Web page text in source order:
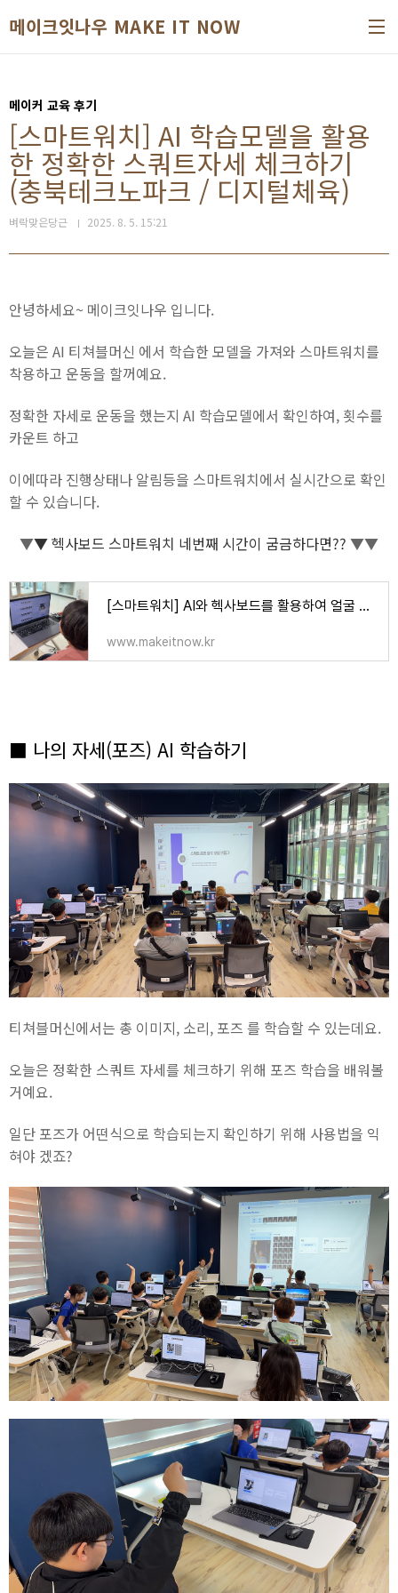
메이크잇나우 MAKE IT NOW
메이커 교육 후기
[스마트워치] AI 학습모델을 활용
한 정확한 스쿼트자세 체크하기
(충북테크노파크 / 디지털체육)
벼락맞은당근 2025. 8. 5. 15:21
안녕하세요~ 메이크잇나우 입니다.
오늘은 AI 티쳐블머신 에서 학습한 모델을 가져와 스마트워치를
착용하고 운동을 할꺼예요.
정확한 자세로 운동을 했는지 AI 학습모델에서 확인하여, 횟수를
카운트 하고
이에따라 진행상태나 알림등을 스마트워치에서 실시간으로 확인
할 수 있습니다.
▼▼헥사보드 스마트워치 네번째 시간이 굼금하다면?? ▼▼
[스마트워치] AI와 헥사보드를 활용하여 얼굴 인식하기 (충북테크노크/디지털체육)
www.makeitnow.kr
■ 나의 자세(포즈) AI 학습하기
티쳐블머신에서는 총 이미지, 소리, 포즈 를 학습할 수 있는데요.
오늘은 정확한 스쿼트 자세를 체크하기 위해 포즈 학습을 배워볼
거예요.
일단 포즈가 어떤식으로 학습되는지 확인하기 위해 사용법을 익
혀야 겠죠?